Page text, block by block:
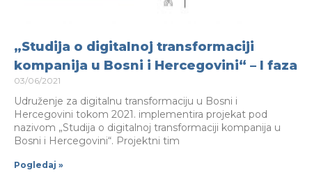
„Studija o digitalnoj transformaciji
kompanija u Bosni i Hercegovini“ – I faza
03/06/2021
Udruženje za digitalnu transformaciju u Bosni i
Hercegovini tokom 2021. implementira projekat pod
nazivom „Studija o digitalnoj transformaciji kompanija u
Bosni i Hercegovini“. Projektni tim
Pogledaj »